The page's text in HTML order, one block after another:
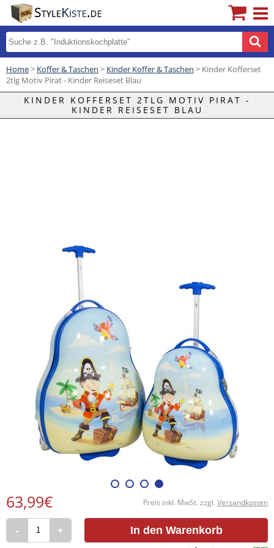
Home> Koffer & Taschen > Kinder Koffer & Taschen > Kinder Kofferset
2tlg Motiv Pirat - Kinder Reiseset Blau
KINDER KOFFERSET 2TLG MOTIV PIRAT -
KINDER REISESET BLAU
Preis inkl. MwSt. zzgl. Versandkosten
63,99€
- + In den Warenkorb